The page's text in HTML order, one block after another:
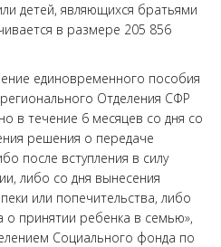
детей, являющихся братьями
в размере 205 856
единовременного пособия
Отделения СФР
в течение 6 месяцев со дня со
решения о передаче
после вступления в силу
либо со дня вынесения
или попечительства, либо
о принятии ребенка в семью»,
Социального фонда по